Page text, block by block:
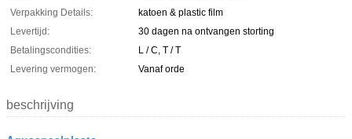
Verpakking Details:
katoen & plastic film
Levertijd:
30 dagen na ontvangen storting
Betalingscondities:
L / C, T / T
Levering vermogen:
Vanaf orde
beschrijving